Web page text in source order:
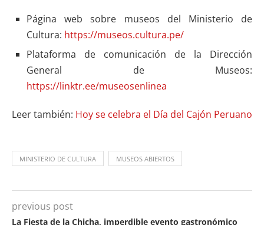
Página web sobre museos del Ministerio de
Cultura: https://museos.cultura.pe/
Plataforma de comunicación de la Dirección
General de Museos:
https://linktr.ee/museosenlinea
Leer también: Hoy se celebra el Día del Cajón Peruano
MINISTERIO DE CULTURA MUSEOS ABIERTOS
previous post
La Fiesta de la Chicha, imperdible evento gastronómico